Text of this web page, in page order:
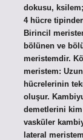
dokusu,
4 hücre
Birincil
bölünen ve
meristemdir.
meristem:
hücrelerinin
oluşur.
demetlerini
vasküler
lateral